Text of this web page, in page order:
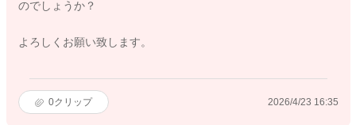
のでしょうか？
よろしくお願い致します。
0クリップ 2026/4/23 16:35